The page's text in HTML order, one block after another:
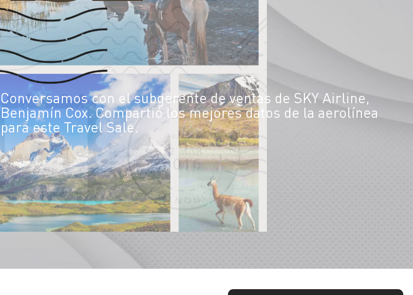
Conversamos con el subgerente de ventas de SKY Airline,
Benjamín Cox. Compartió los mejores datos de la aerolínea
para este Travel Sale.